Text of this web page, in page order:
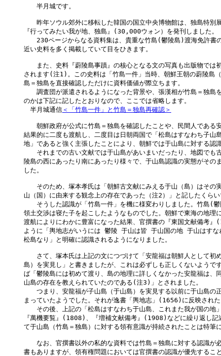
半月城です。
昨年ソウル郊外に移転した韓国の国立中央博物館は、独島特別
『行ってみたい我が地、独島』(30,000ウォン）を発刊しました。
230ページからなる資料集は、貴重な竹島(鬱陵島)渡海免許書
近い史料を多く掲載していて目をひきます。
また、史料『蔚陵島事蹟』の核心となる文の写真も出版物では
されます(注1)。この史料は「竹島一件」当時、朝鮮王朝の蔚陵島
島＝独島を直接確認しただけに資料価値が際立ちます。
調査団が派遣されるようになった背景や、張漢相が竹島＝独島
のかは下記に記したとおりなので、ここでは省略します。
半月城通信 ＜「竹島一件」と竹島＝独島再確認＞
朝鮮政府が公式に竹島＝独島を確認したことや、民間人である
結果的に二度も渡航し、二度目は日朝両国で「松島はすなわち子山
地」であると強く主張したことにより、朝鮮では于山島に対する認
それまでの古い文献では于山島があいまいだったり、地図でも
陵島の西にあったり南にあったり様々で、于山島認識の実態がその
した。
そのため、塚本孝氏は「朝鮮古文献にみえる于山（島）はその
山（国）に由来する観念上の存在であった（注2）」と記したくら
そうした認識が「竹島一件」を機に様変わりしました。竹島(
領土交渉は寝た子を起こしたようなものでした。朝鮮で東海の地理
渡航によりにわかに豊富になった結果、官撰書の『東国文献備考
ように「輿地志がいうには 鬱陵 于山は皆 于山国の地 于山はすな
松島なり」と明確に認識されるようになりました。
さて、塚本氏は上記の文につづけて「安龍福は朝鮮人として初
島）を実見し」と書きましたが、これは必ずしも正しくないようで
ば「鬱陵島には初めて渡り、島の地理に詳しくなかった安龍福は、
山島の存在を教えられていたのである(注3)」とされました。
つまり、安龍福が子山島（于山島）を実見する以前に于山島の
まっていたようでした。それが逸書「輿地志」(1656)に反映され
その後、上記の「松島はすなわち于山島、これまた我が国の地
『萬機要覧』(1808)、『増補文献備考』(1908)などに繰り返し
て于山島（竹島＝独島）に対する領有意識が持続されたことは特筆
なお、官撰書以外の私的な資料では竹島＝独島に対する認識が
書もありますが、領有権問題においては官撰書の認識が優先するこ